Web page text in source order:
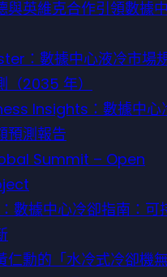
與英維克合作引領數據
：數據中心液冷市場
2035 年）
Insights：數據中心
預測報告
Summit – Open
數據中心冷卻指南：可
仁勳的「水冷式冷卻機